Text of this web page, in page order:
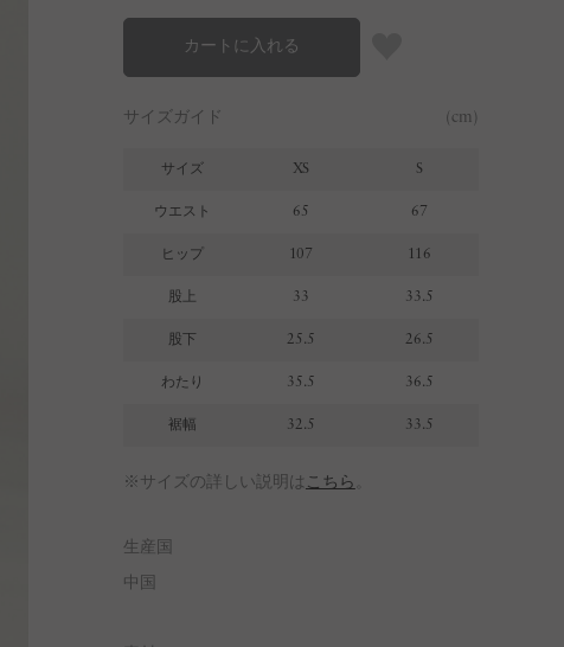
カートに入れる
サイズガイド (cm)
サイズ XS S
ウエスト 65 67
ヒップ 107 116
股上 33 33.5
股下 25.5 26.5
わたり 35.5 36.5
裾幅 32.5 33.5
※サイズの詳しい説明は こちら
生産国
中国